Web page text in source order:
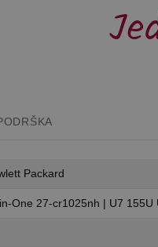
Packard
One 27-cr1025nh | U7 155U